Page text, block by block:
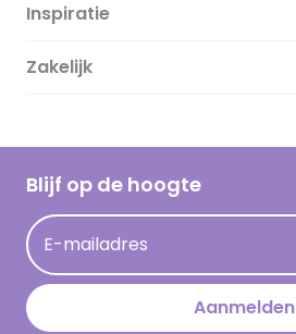
Over ons
Duurzaamheid
Hallmark Kaartclub
Acties
Persberichten
Hallmark en Kinderpostzegels
Inspiratie
Magazine
Cadeau inspiratie
Kaartinspiratie
Zakelijk
Blijf op de hoogte
E-mailadres
Aanmelden